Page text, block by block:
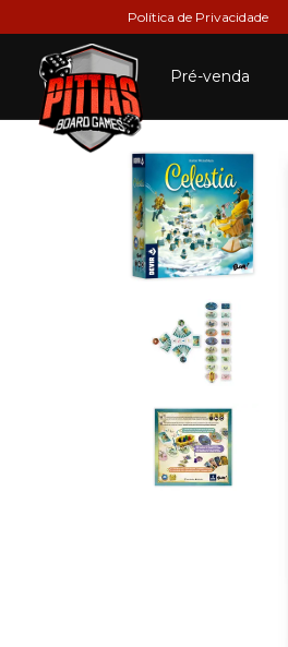
Política de Privacidade
Pré-venda